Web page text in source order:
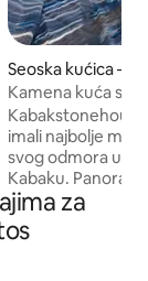
ocjena: 5/5,
Seoska kućica –
Kamena kuća s
pogledom na
imali najbolje
svog odmora u
Kabaku.
arhitektura
trenutku doline.
terasom,
za